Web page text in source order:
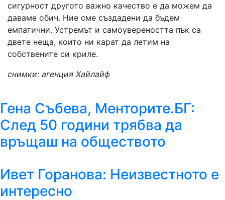
сигурност другото важно качество е да можем да
даваме обич. Ние сме създадени да бъдем
емпатични. Устремът и самоувереността пък са
двете неща, които ни карат да летим на
собствените си криле.
снимки: агенция Хайлайф
Гена Събева, Менторите.БГ:
След 50 години трябва да
връщаш на обществото
Ивет Горанова: Неизвестното е
интересно